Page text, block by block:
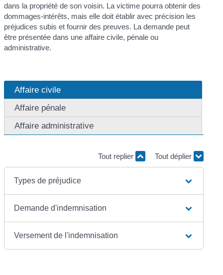
dans la propriété de son voisin. La victime pourra obtenir des
dommages-intérêts, mais elle doit établir avec précision les
préjudices subis et fournir des preuves. La demande peut
être présentée dans une affaire civile, pénale ou
administrative.
Affaire civile
Affaire pénale
Affaire administrative
Tout replier Tout déplier
Types de préjudice
Demande d'indemnisation
Versement de l'indemnisation